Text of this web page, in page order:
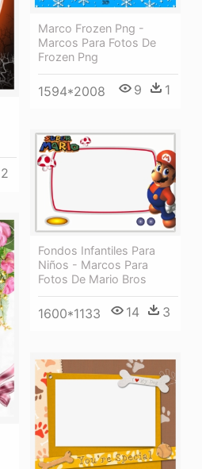
Marco Frozen Png -
Marcos Para Fotos De
Frozen Png
1594*2008 9 1
2
Fondos Infantiles Para
Niños - Marcos Para
Fotos De Mario Bros
1600*1133 14 3